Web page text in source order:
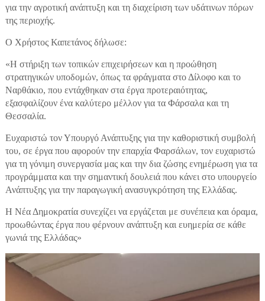
για την αγροτική ανάπτυξη και τη διαχείριση των υδάτινων πόρων
της περιοχής.
Ο Χρήστος Καπετάνος δήλωσε:
«Η στήριξη των τοπικών επιχειρήσεων και η προώθηση
στρατηγικών υποδομών, όπως τα φράγματα στο Δίλοφο και το
Ναρθάκιο, που εντάχθηκαν στα έργα προτεραιότητας,
εξασφαλίζουν ένα καλύτερο μέλλον για τα Φάρσαλα και τη
Θεσσαλία.
Ευχαριστώ τον Υπουργό Ανάπτυξης για την καθοριστική συμβολή
του, σε έργα που αφορούν την επαρχία Φαρσάλων, τον ευχαριστώ
για τη γόνιμη συνεργασία μας και την δια ζώσης ενημέρωση για τα
προγράμματα και την σημαντική δουλειά που κάνει στο υπουργείο
Ανάπτυξης για την παραγωγική ανασυγκρότηση της Ελλάδας.
Η Νέα Δημοκρατία συνεχίζει να εργάζεται με συνέπεια και όραμα,
προωθώντας έργα που φέρνουν ανάπτυξη και ευημερία σε κάθε
γωνιά της Ελλάδας»